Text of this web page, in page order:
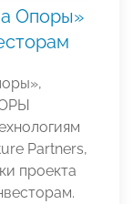
Опоры»
Partners,
проекта